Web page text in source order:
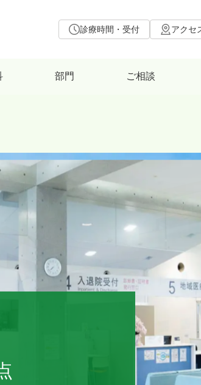
部門 ご相談
診療時間・受付 アクセ
ンター